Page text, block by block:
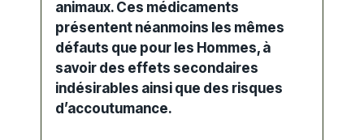
animaux. Ces médicaments
présentent néanmoins les mêmes
défauts que pour les Hommes, à
savoir des effets secondaires
indésirables ainsi que des risques
d’accoutumance.